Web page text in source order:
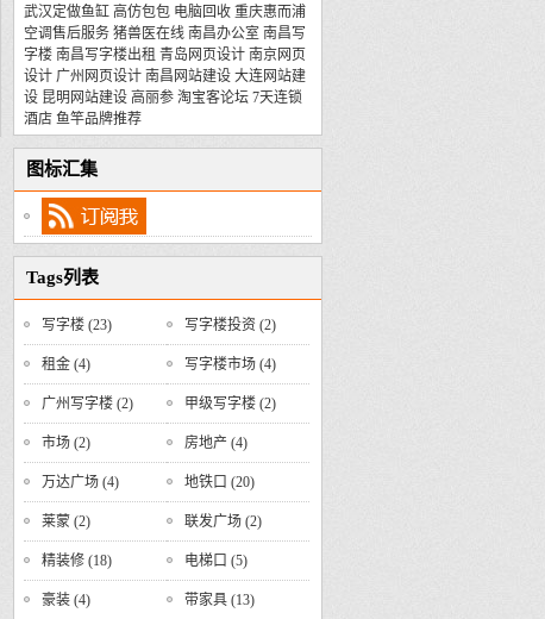
武汉定做鱼缸 高仿包包 电脑回收 重庆惠而浦
空调售后服务 猪兽医在线 南昌办公室 南昌写
字楼 南昌写字楼出租 青岛网页设计 南京网页
设计 广州网页设计 南昌网站建设 大连网站建
设 昆明网站建设 高丽参 淘宝客论坛 7天连锁
酒店 鱼竿品牌推荐
图标汇集
Tags列表
写字楼 (23) 写字楼投资 (2)
租金 (4) 写字楼市场 (4)
广州写字楼 (2) 甲级写字楼 (2)
市场 (2) 房地产 (4)
万达广场 (4) 地铁口 (20)
莱蒙 (2) 联发广场 (2)
精装修 (18) 电梯口 (5)
豪装 (4) 带家具 (13)